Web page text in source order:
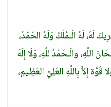
لَهُ، لَهُ الْـمُلْكُ وَلَهُ الحَمْدُ،
والْـحَمْدُ للَّهِ، وَلَا إِلَهَ
قُوَّة إِلاَّ بِاللَّهِ العَلِيِّ العَظِيمِ،